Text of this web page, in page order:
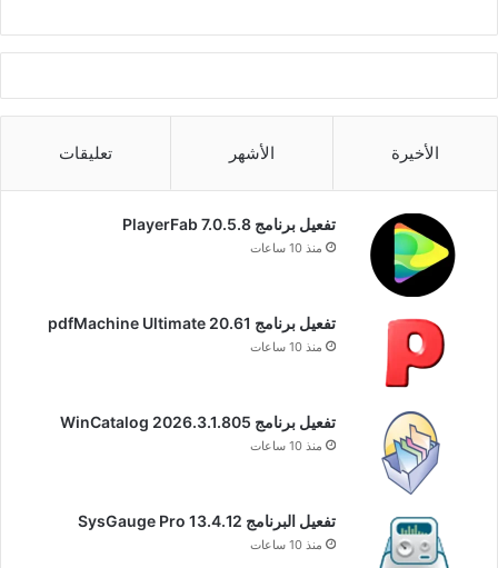
الأخيرة الأشهر تعليقات
تفعيل برنامج PlayerFab 7.0.5.8
منذ 10 ساعات
تفعيل برنامج pdfMachine Ultimate 20.61
منذ 10 ساعات
تفعيل برنامج WinCatalog 2026.3.1.805
منذ 10 ساعات
تفعيل البرنامج 13.4.12 SysGauge Pro
منذ 10 ساعات